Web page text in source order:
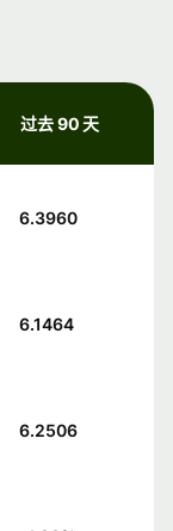
过去 90 天
6.3960
6.1464
6.2506